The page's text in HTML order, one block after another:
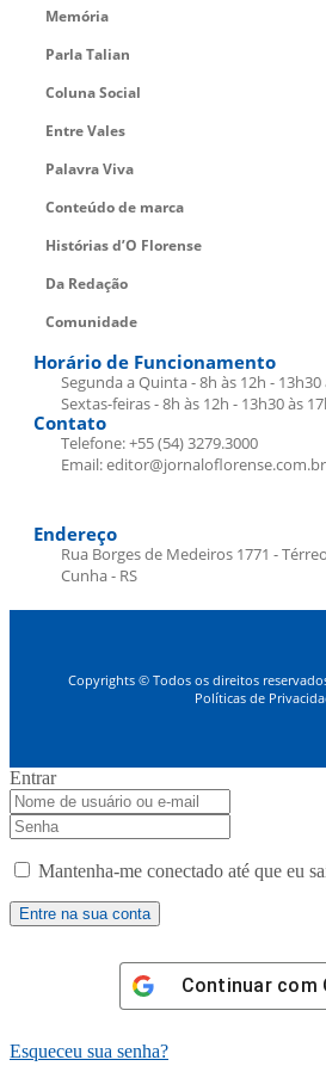
Memória
Parla Talian
Coluna Social
Entre Vales
Palavra Viva
Conteúdo de marca
Histórias d’O Florense
Da Redação
Comunidade
Horário de Funcionamento
Segunda a Quinta - 8h às 12h - 13h30
Sextas-feiras - 8h às 12h - 13h30 às
Contato
Telefone: +55 (54) 3279.3000
Email: editor@jornaloflorense.com.br
Endereço
Rua Borges de Medeiros 1771 -
Cunha - RS
Copyrights © Todos os direitos
Políticas de
Entrar
Mantenha-me conectado até que eu
Continuar com
Esqueceu sua senha?